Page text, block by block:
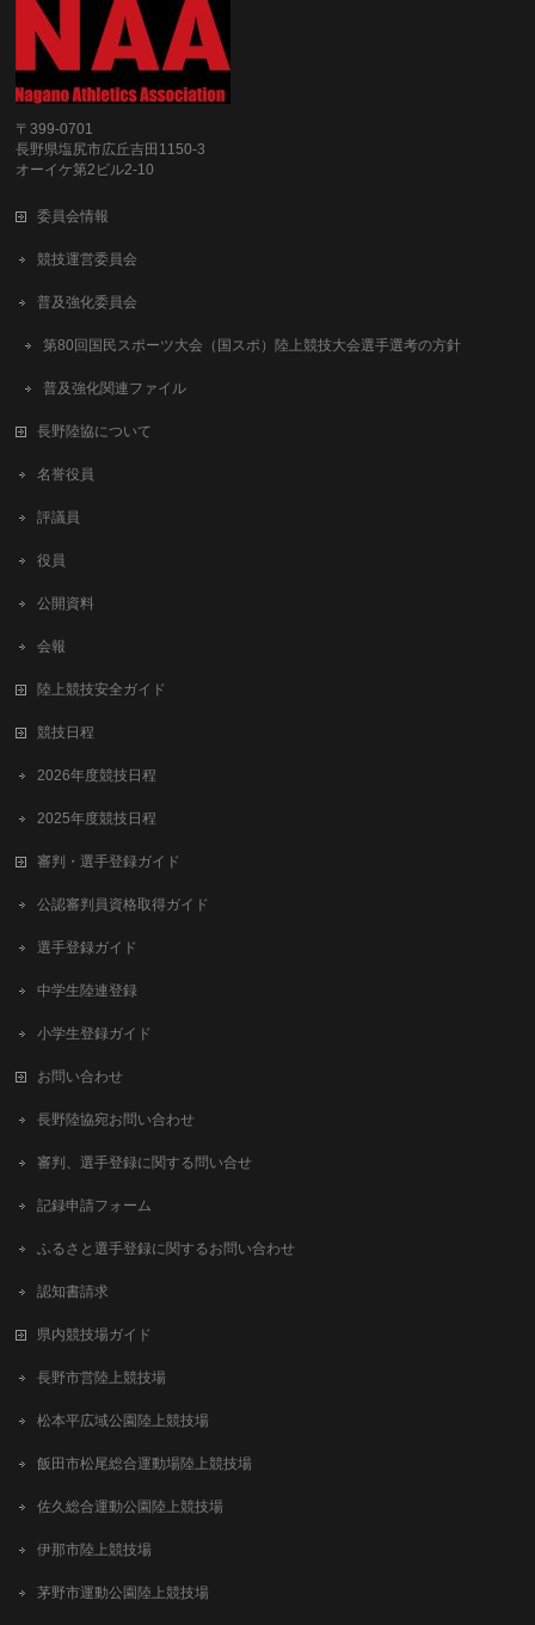
〒399-0701
長野県塩尻市広丘吉田1150-3
オーイケ第2ビル2-10
委員会情報
競技運営委員会
普及強化委員会
第80回国民スポーツ大会（国スポ）陸上競技大会選手選考の方針
普及強化関連ファイル
長野陸協について
名誉役員
評議員
役員
公開資料
会報
陸上競技安全ガイド
競技日程
2026年度競技日程
2025年度競技日程
審判・選手登録ガイド
公認審判員資格取得ガイド
選手登録ガイド
中学生陸連登録
小学生登録ガイド
お問い合わせ
長野陸協宛お問い合わせ
審判、選手登録に関する問い合せ
記録申請フォーム
ふるさと選手登録に関するお問い合わせ
認知書請求
県内競技場ガイド
長野市営陸上競技場
松本平広域公園陸上競技場
飯田市松尾総合運動場陸上競技場
佐久総合運動公園陸上競技場
伊那市陸上競技場
茅野市運動公園陸上競技場